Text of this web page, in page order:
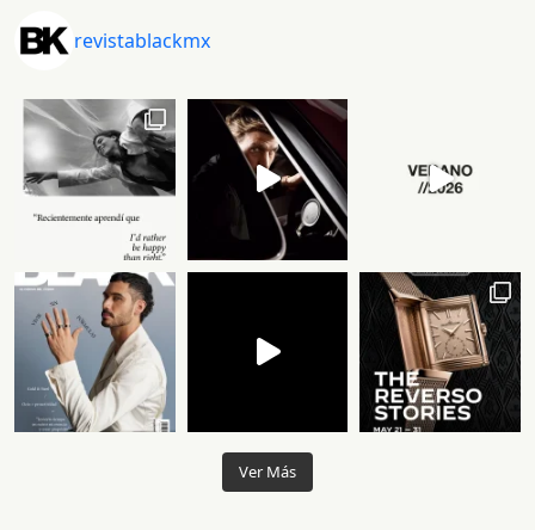
revistablackmx
Ver Más